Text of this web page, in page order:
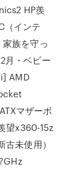
HP羨
（インテ
家族を守っ
月・ベビー
AMD
マザーボ
望x360-15z
未使用）